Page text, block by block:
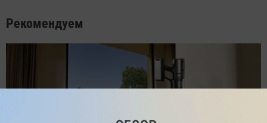
Рекомендуем